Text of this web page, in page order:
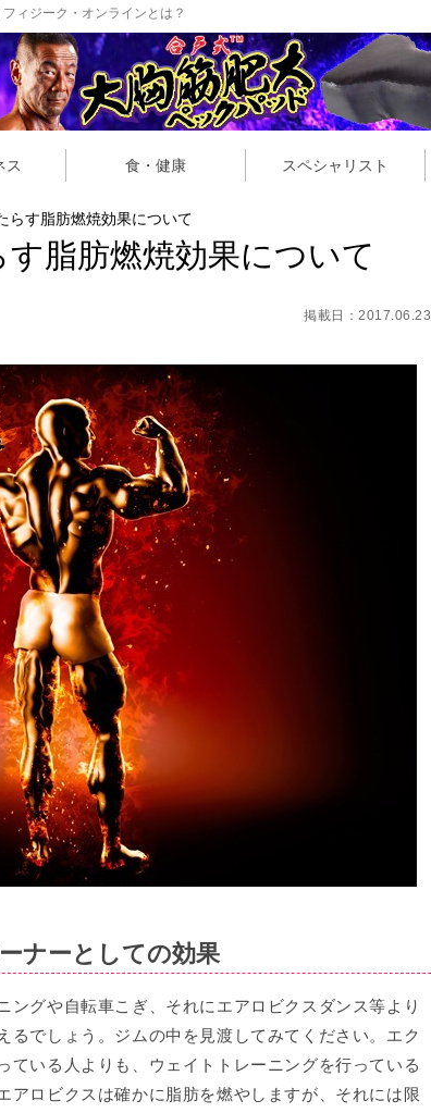
ィジーク・オンラインとは？
ス 食・健康 スペシャリスト
らす脂肪燃焼効果について
脂肪燃焼効果について
掲載日：2017.06.23
ナーとしての効果
ングや自転車こぎ、それにエアロビクスダンス等より
るでしょう。ジムの中を見渡してみてください。エク
ている人よりも、ウェイトトレーニングを行っている
アロビクスは確かに脂肪を燃やしますが、それには限